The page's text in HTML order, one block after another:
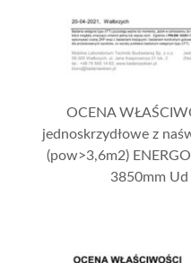
OCENA
jednoskrzydłowe z
(pow>3,6m2)
3850mm